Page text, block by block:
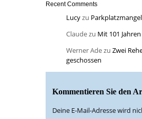
Recent Comments
Lucyzu
Claudezu Mit 101
Werner Adezu Zwei
geschossen
Kommentieren Sie den
Deine E-Mail-Adresse wird